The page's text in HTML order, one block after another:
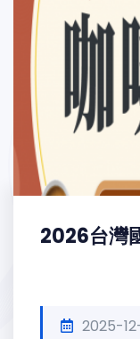
2026台灣
2025-